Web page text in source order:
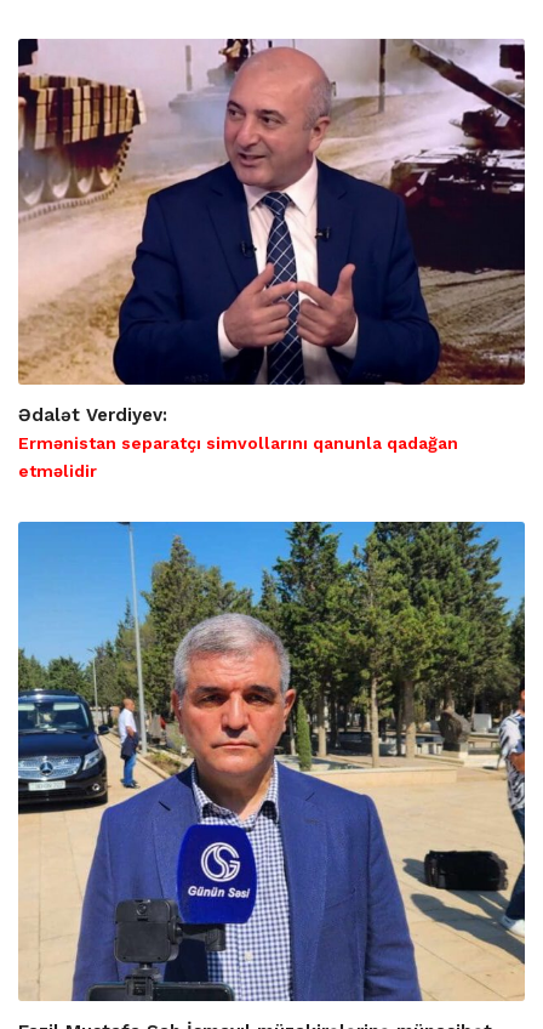
Ədalət Verdiyev:
Ermənistan separatçı simvollarını qanunla qadağan
etməlidir